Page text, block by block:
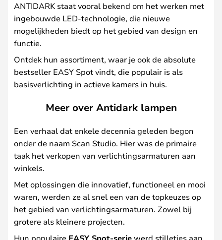
ANTIDARK staat vooral bekend om het werken met
ingebouwde LED-technologie, die nieuwe
mogelijkheden biedt op het gebied van design en
functie.
Ontdek hun assortiment, waar je ook de absolute
bestseller EASY Spot vindt, die populair is als
basisverlichting in actieve kamers in huis.
Meer over Antidark lampen
Een verhaal dat enkele decennia geleden begon
onder de naam Scan Studio. Hier was de primaire
taak het verkopen van verlichtingsarmaturen aan
winkels.
Met oplossingen die innovatief, functioneel en mooi
waren, werden ze al snel een van de topkeuzes op
het gebied van verlichtingsarmaturen. Zowel bij
grotere als kleinere projecten.
Hun populaire EASY Spot-seriewerd stilletjes aan